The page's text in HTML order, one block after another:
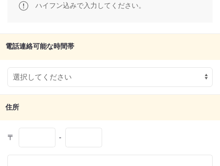
ハイフン込みで入力してください。
電話連絡可能な時間帯
住所
〒 -